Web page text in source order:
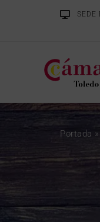
SEDE
Portada »